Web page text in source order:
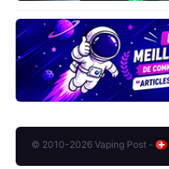
© 2010-2026 Vaping Post -